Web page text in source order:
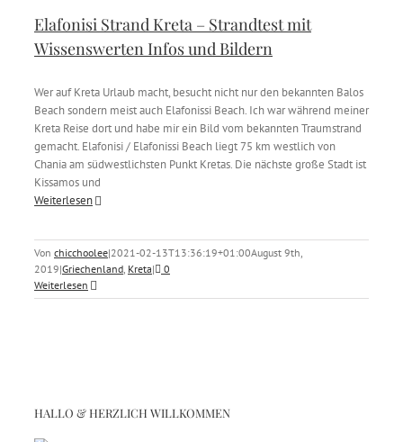
Elafonisi Strand Kreta – Strandtest mit
Wissenswerten Infos und Bildern
Wer auf Kreta Urlaub macht, besucht nicht nur den bekannten Balos
Beach sondern meist auch Elafonissi Beach. Ich war während meiner
Kreta Reise dort und habe mir ein Bild vom bekannten Traumstrand
gemacht. Elafonisi / Elafonissi Beach liegt 75 km westlich von
Chania am südwestlichsten Punkt Kretas. Die nächste große Stadt ist
Kissamos und
Weiterlesen
Von chicchoolee|2021-02-13T13:36:19+01:00August 9th,
2019|Griechenland, Kreta|
0
Weiterlesen
HALLO & HERZLICH WILLKOMMEN